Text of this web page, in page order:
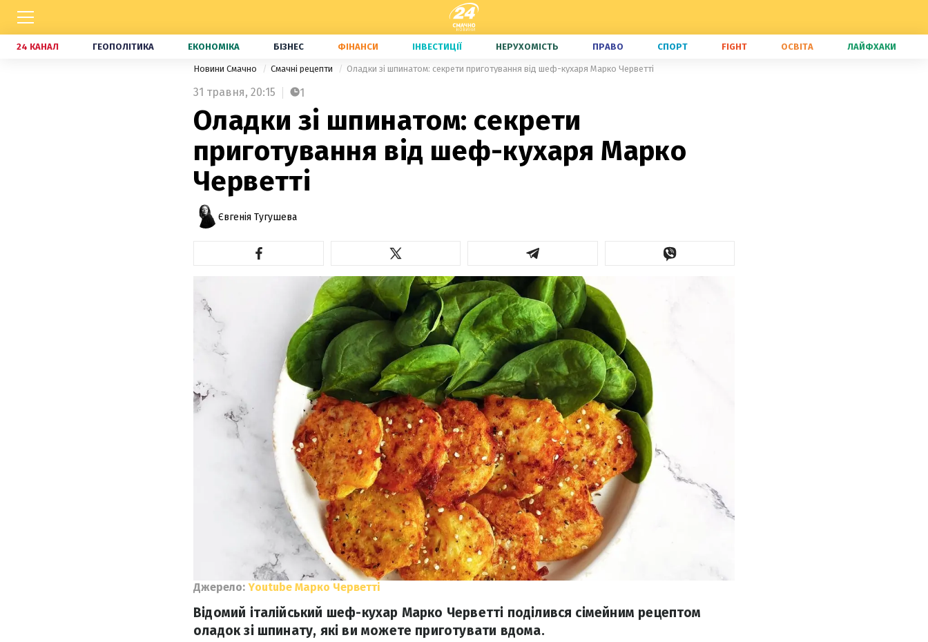
24 КАНАЛ ГЕОПОЛІТИКА ЕКОНОМІКА БІЗНЕС ФІНАНСИ ІНВЕСТИЦІЇ НЕРУХОМІСТЬ ПРАВО СПОРТ FIGHT ОСВІТА ЛАЙФХАКИ
Новини Смачно Смачні рецепти Оладки зі шпинатом: секрети приготування від шеф-кухаря Марко Черветті
31 травня, 20:15 1
Оладки зі шпинатом: секрети
приготування від шеф-кухаря Марко
Черветті
Євгенія Тугушева
Джерело: Youtube Марко Черветті
Відомий італійський шеф-кухар Марко Черветті поділився сімейним рецептом
оладок зі шпинату, які ви можете приготувати вдома.